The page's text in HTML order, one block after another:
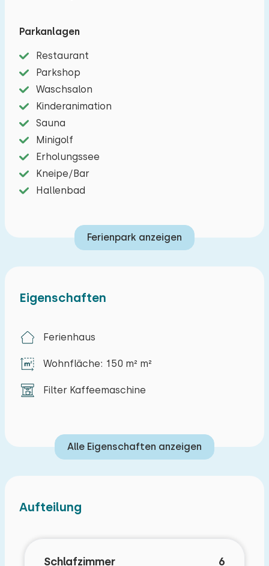
Park auf jeden Fall einen Besuch wert sind.
Dieses schöne Ferienhaus für zwölf Personen
verfügt über einen gemütlichen Sitzbereich mit
Fernseher und Esstisch. In der voll
ausgestatteten Küche finden Sie einen
Geschirrspüler und eine Filterkaffeemaschine. Es
gibt insgesamt sechs Schlafzimmer mit zwei
Einzelbetten. Ein Schlafzimmer befindet sich im
Erdgeschoss und die anderen fünf Schlafzimmer
befinden sich im ersten Stock. Es gibt drei
separater Dusche und WC. Darüber hinaus gibt
gibt es Platz, um zwei Autos direkt an diesem
Eigenschaften
Ferienhaus
Wohnfläche: 150 m² m²
Filter Kaffeemaschine
Alle Eigenschaften anzeigen
Aufteilung
Schlafzimmer 6
Parkanlagen
Restaurant
Parkshop
Waschsalon
Kinderanimation
Sauna
Minigolf
Erholungssee
Kneipe/Bar
Hallenbad
Ferienpark anzeigen